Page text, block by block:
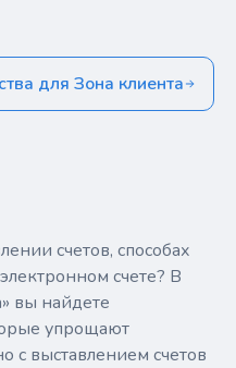
для Зона клиента
счетов, способах
счете? В
вы найдете
упрощают
с выставлением счетов